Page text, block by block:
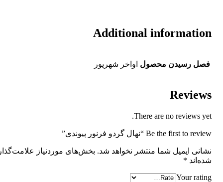
Additional information
فصل رسیدن محصول اواخر شهریور
Reviews
There are no reviews yet.
Be the first to review “نهال گردو فرنور پیوندی”
نشانی ایمیل شما منتشر نخواهد شد. بخش‌های موردنیاز
شده‌اند *
Your rating